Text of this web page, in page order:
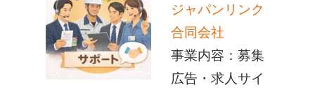
ジャパンリンク
合同会社
事業内容：募集
広告・求人サイ